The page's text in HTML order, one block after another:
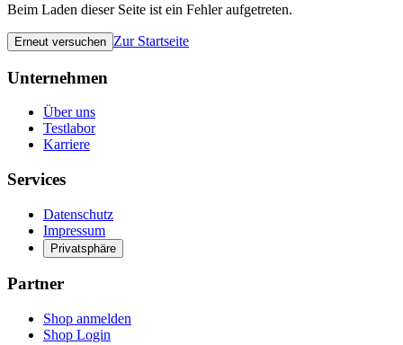
Beim Laden dieser Seite ist ein Fehler aufgetreten.
Erneut versuchen Zur Startseite
Unternehmen
Über uns
Testlabor
Karriere
Services
Datenschutz
Impressum
Privatsphäre
Partner
Shop anmelden
Shop Login